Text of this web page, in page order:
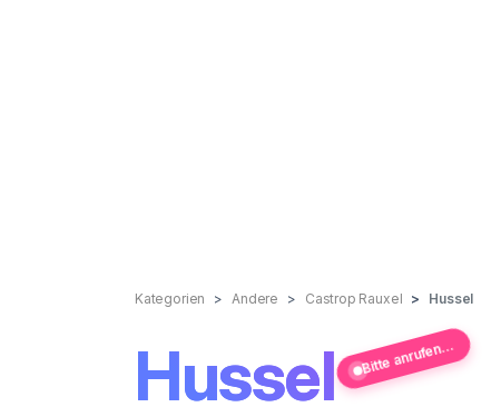
Kategorien Andere Castrop Rauxel Hussel
Hussel Bitte anrufen...